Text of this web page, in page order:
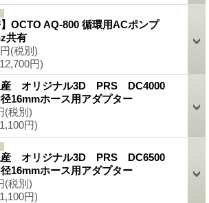
】OCTO AQ-800 循環用ACポンプ
共有
(税別)
12,700円)
産 オリジナル3D PRS DC4000
16mmホース用アダプター
(税別)
1,100円)
産 オリジナル3D PRS DC6500
16mmホース用アダプター
(税別)
1,100円)